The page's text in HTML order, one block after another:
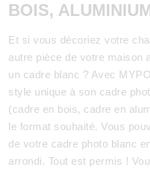
BOIS,
Et si vous décoriez votre
autre pièce de votre maison
un cadre blanc ? Avec
style unique à son cadre
(cadre en bois, cadre en
le format souhaité. Vous
de votre cadre photo blanc
arrondi. Tout est permis !